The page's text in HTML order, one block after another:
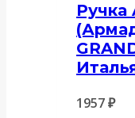
Ручка
1957₽